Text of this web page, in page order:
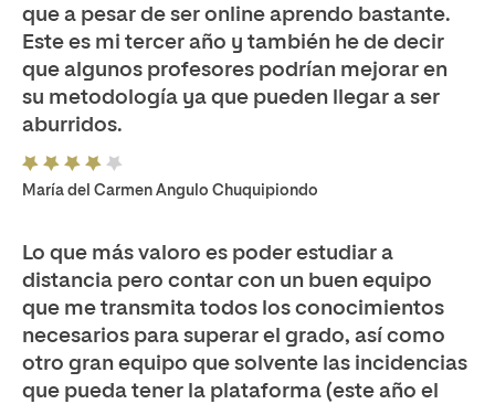
que a pesar de ser online aprendo bastante.
Este es mi tercer año y también he de decir
que algunos profesores podrían mejorar en
su metodología ya que pueden llegar a ser
aburridos.
María del Carmen Angulo Chuquipiondo
Lo que más valoro es poder estudiar a
distancia pero contar con un buen equipo
que me transmita todos los conocimientos
necesarios para superar el grado, así como
otro gran equipo que solvente las incidencias
que pueda tener la plataforma (este año el